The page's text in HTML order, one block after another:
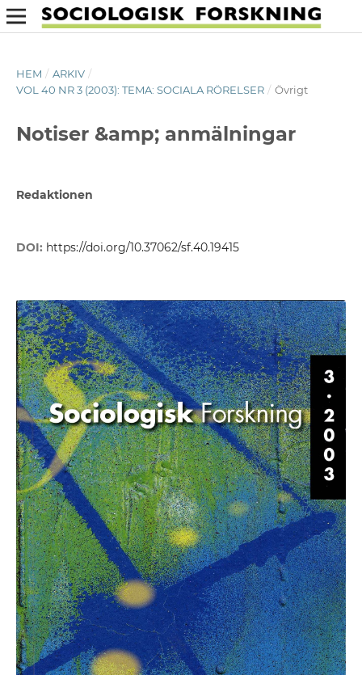
HEM / ARKIV /
VOL 40 NR 3 (2003): TEMA: SOCIALA RÖRELSER / Övrigt
Notiser &amp; anmälningar
Redaktionen
DOI: https://doi.org/10.37062/sf.40.19415